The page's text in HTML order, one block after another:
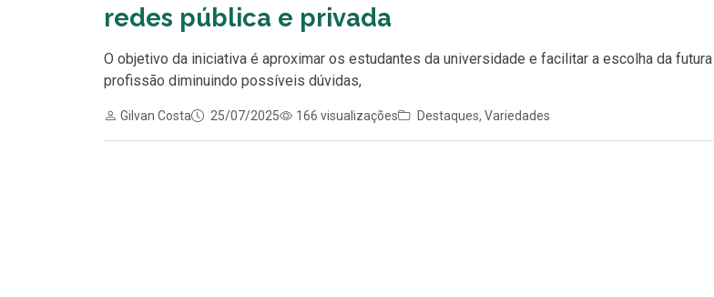
redes pública e privada
O objetivo da iniciativa é aproximar os estudantes da universidade e facilitar a escolha da futura
profissão diminuindo possíveis dúvidas,
Gilvan Costa 25/07/2025 166 visualizações Destaques, Variedades